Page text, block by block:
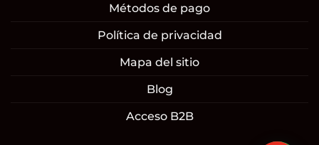
Métodos de pago
Política de privacidad
Mapa del sitio
Blog
Acceso B2B